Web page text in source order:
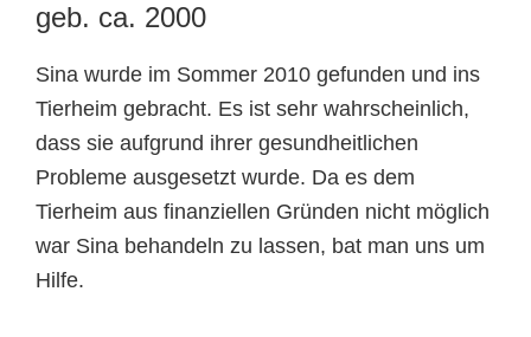
geb. ca. 2000
Sina wurde im Sommer 2010 gefunden und ins
Tierheim gebracht. Es ist sehr wahrscheinlich,
dass sie aufgrund ihrer gesundheitlichen
Probleme ausgesetzt wurde. Da es dem
Tierheim aus finanziellen Gründen nicht möglich
war Sina behandeln zu lassen, bat man uns um
Hilfe.